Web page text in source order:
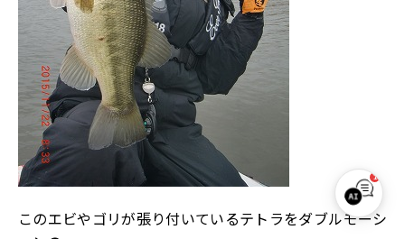
このエビやゴリが張り付いているテトラをダブルモーシ
オンライン｜お気軽にご質問ください
1